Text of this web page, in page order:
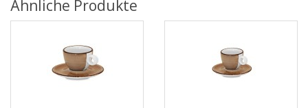
Ähnliche Produkte